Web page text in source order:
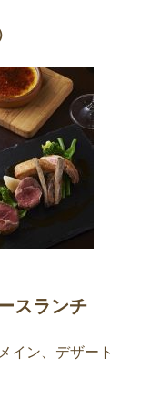
スランチ
イン、デザート